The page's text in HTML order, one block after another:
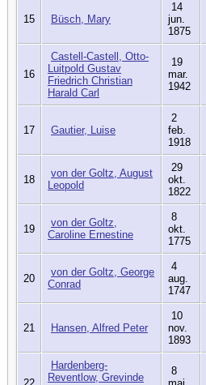
15 Büsch, Mary
14
jun.
1875
16
Castell-Castell, Otto-
Luitpold Gustav
Friedrich Christian
Harald Carl
19
mar.
1942
17 Gautier, Luise
2
feb.
1918
18
von der Goltz, August
Leopold
29
okt.
1822
19
von der Goltz,
Caroline Ernestine
8
okt.
1775
20
von der Goltz, George
Conrad
4
aug.
1747
21 Hansen, Alfred Peter
10
nov.
1893
Hardenberg-
Reventlow, Grevinde
8